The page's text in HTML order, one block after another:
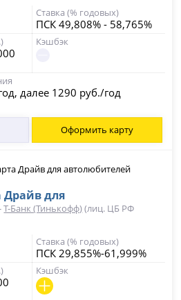
Ставка (% годовых)
ПСК 49,808% - 58,765%
Кэшбэк
далее 1290 руб./год
Оформить карту
Драйв для
Т-Банк (Тинькофф)(лиц. ЦБ РФ
Ставка (% годовых)
ПСК 29,855%-61,999%
Кэшбэк